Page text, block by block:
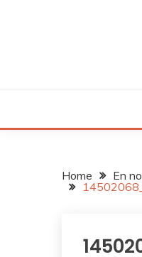
Home En